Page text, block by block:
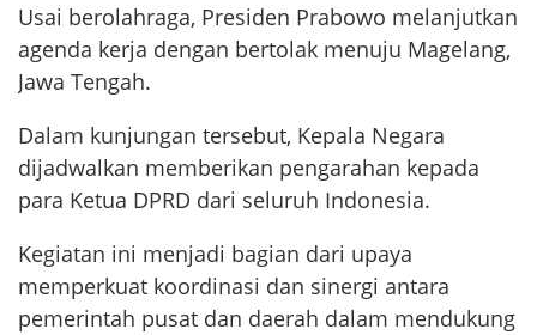
Usai berolahraga, Presiden Prabowo melanjutkan
agenda kerja dengan bertolak menuju Magelang,
Jawa Tengah.
Dalam kunjungan tersebut, Kepala Negara
dijadwalkan memberikan pengarahan kepada
para Ketua DPRD dari seluruh Indonesia.
Kegiatan ini menjadi bagian dari upaya
memperkuat koordinasi dan sinergi antara
pemerintah pusat dan daerah dalam mendukung